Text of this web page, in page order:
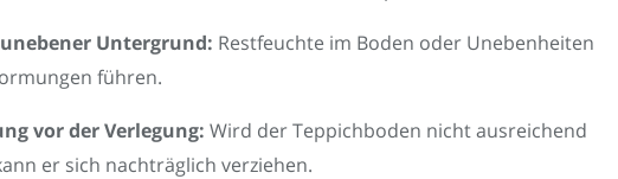
Untergrund: Restfeuchte im Boden oder Unebenheiten
führen.
vor der Verlegung: Wird der Teppichboden nicht ausreichend
er sich nachträglich verziehen.